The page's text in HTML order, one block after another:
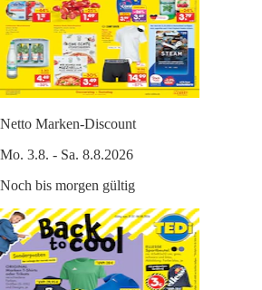
Netto Marken-Discount
Mo. 3.8. - Sa. 8.8.2026
Noch bis morgen gültig